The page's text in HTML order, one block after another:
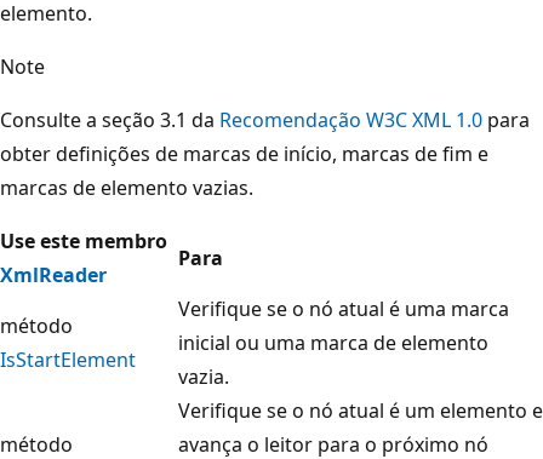
elemento.
Note
Consulte a seção 3.1 da Recomendação W3C XML 1.0 para
obter definições de marcas de início, marcas de fim e
marcas de elemento vazias.
Use este membro
XmlReader
Para
método
IsStartElement
Verifique se o nó atual é uma marca
inicial ou uma marca de elemento
vazia.
método
Verifique se o nó atual é um elemento e
avança o leitor para o próximo nó